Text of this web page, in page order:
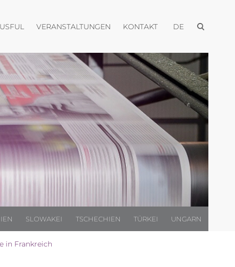
Menü öffnen
VERANSTALTUNGEN Menü öffnen
KONTAKTMenü öffnen
DE Menü öffnen
SLOWAKEI TSCHECHIEN TÜRKEI UNGARN
in Frankreich